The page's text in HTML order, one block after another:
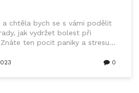
a chtěla bych se s vámi podělit
jak vydržet bolest při
ten pocit paniky a stresu
způsoby, jak to zvládnout a já0